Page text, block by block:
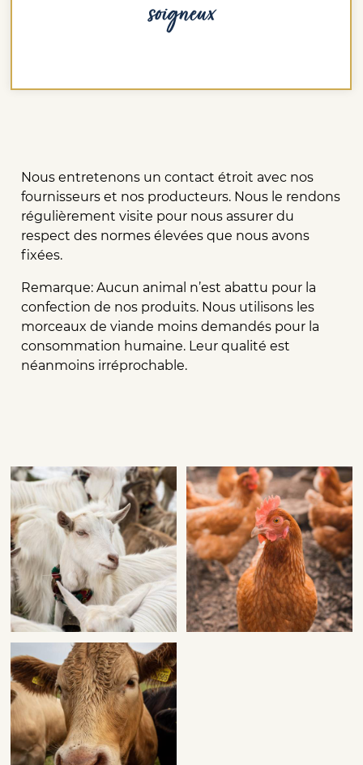
soigneux
Nous entretenons un contact étroit avec nos
fournisseurs et nos producteurs. Nous le rendons
régulièrement visite pour nous assurer du
respect des normes élevées que nous avons
fixées.
Remarque: Aucun animal n’est abattu pour la
confection de nos produits. Nous utilisons les
morceaux de viande moins demandés pour la
consommation humaine. Leur qualité est
néanmoins irréprochable.